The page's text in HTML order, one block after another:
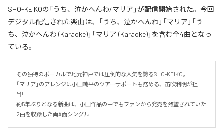
SHO-KEIKOの「うち、泣かへんわ/マリア」が配信開始された。今回
デジタル配信された楽曲は、「うち、泣かへんわ」「マリア」「う
ち、泣かへんわ (Karaoke)」「マリア (Karaoke)」を含む全4曲となっ
ている。
その独特のボーカルで地元神戸では圧倒的な人気を誇るSHO-KEIKO。
「マリア」のアレンジは小田純平のツアーサポートも務める、笛吹利明が担
当!!
約5年ぶりとなる新曲は、小田作品の中でもファンから発売を熱望されていた
2曲を収録した両A面シングル